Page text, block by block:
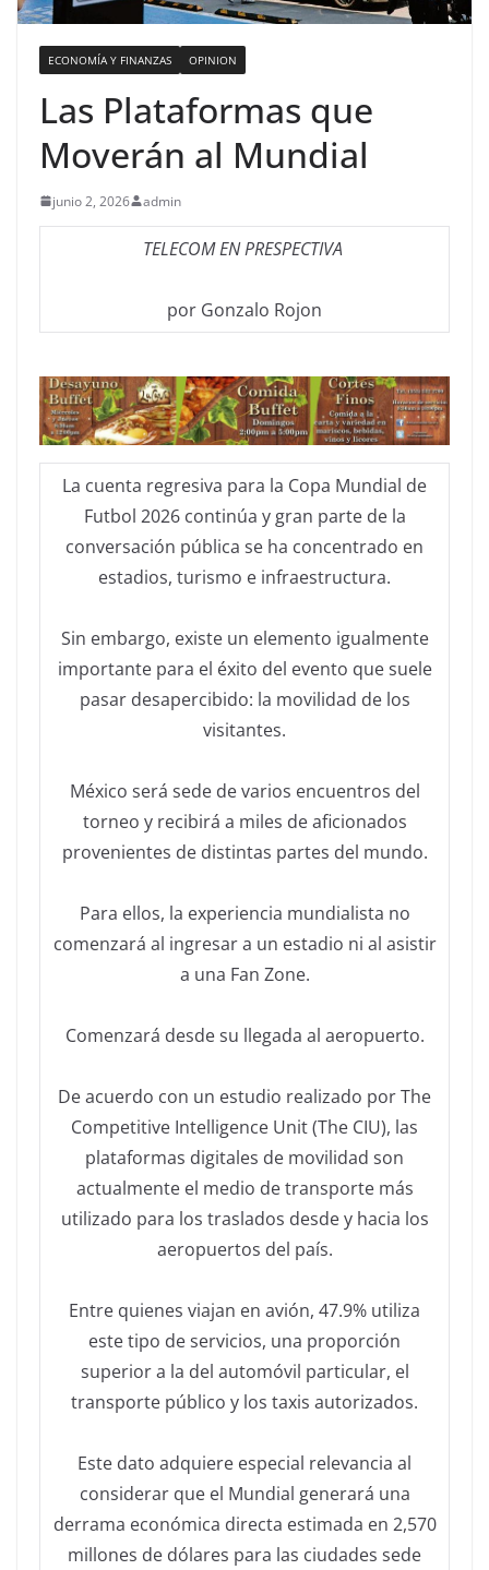
ECONOMÍA Y FINANZAS OPINION
Las Plataformas que
Moverán al Mundial
junio 2, 2026 admin
TELECOM EN PRESPECTIVA
por Gonzalo Rojon
La cuenta regresiva para la Copa Mundial de
Futbol 2026 continúa y gran parte de la
conversación pública se ha concentrado en
estadios, turismo e infraestructura.
Sin embargo, existe un elemento igualmente
importante para el éxito del evento que suele
pasar desapercibido: la movilidad de los
visitantes.
México será sede de varios encuentros del
torneo y recibirá a miles de aficionados
provenientes de distintas partes del mundo.
Para ellos, la experiencia mundialista no
comenzará al ingresar a un estadio ni al asistir
a una Fan Zone.
Comenzará desde su llegada al aeropuerto.
De acuerdo con un estudio realizado por The
Competitive Intelligence Unit (The CIU), las
plataformas digitales de movilidad son
actualmente el medio de transporte más
utilizado para los traslados desde y hacia los
aeropuertos del país.
Entre quienes viajan en avión, 47.9% utiliza
este tipo de servicios, una proporción
superior a la del automóvil particular, el
transporte público y los taxis autorizados.
Este dato adquiere especial relevancia al
considerar que el Mundial generará una
derrama económica directa estimada en 2,570
millones de dólares para las ciudades sede